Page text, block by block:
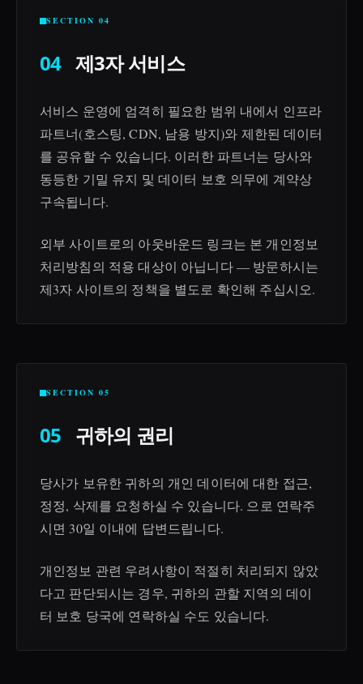
SECTION 04
04 제3자 서비스
서비스 운영에 엄격히 필요한 범위 내에서 인프라
파트너(호스팅, CDN, 남용 방지)와 제한된 데이터
를 공유할 수 있습니다. 이러한 파트너는 당사와
동등한 기밀 유지 및 데이터 보호 의무에 계약상
구속됩니다.
외부 사이트로의 아웃바운드 링크는 본 개인정보
처리방침의 적용 대상이 아닙니다 — 방문하시는
제3자 사이트의 정책을 별도로 확인해 주십시오.
SECTION 05
05 귀하의 권리
당사가 보유한 귀하의 개인 데이터에 대한 접근,
정정, 삭제를 요청하실 수 있습니다. 으로 연락주
시면 30일 이내에 답변드립니다.
개인정보 관련 우려사항이 적절히 처리되지 않았
다고 판단되시는 경우, 귀하의 관할 지역의 데이
터 보호 당국에 연락하실 수도 있습니다.